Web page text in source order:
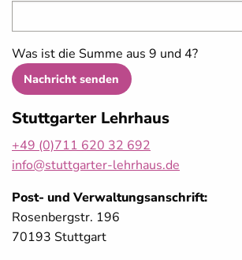
Was ist die Summe aus 9 und 4?
Nachricht senden
Stuttgarter Lehrhaus
+49 (0)711 620 32 692
info@stuttgarter-lehrhaus.de
Post- und Verwaltungsanschrift:
Rosenbergstr. 196
70193 Stuttgart